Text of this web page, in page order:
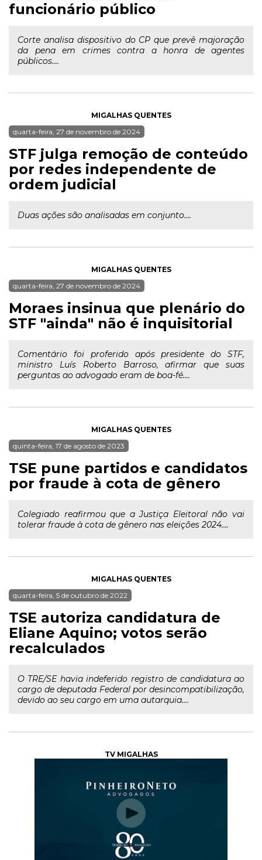
funcionário público
Corte analisa dispositivo do CP que prevê majoração
da pena em crimes contra a honra de agentes
públicos....
MIGALHAS QUENTES
quarta-feira, 27 de novembro de 2024
STF julga remoção de conteúdo
por redes independente de
ordem judicial
Duas ações são analisadas em conjunto....
MIGALHAS QUENTES
quarta-feira, 27 de novembro de 2024
Moraes insinua que plenário do
STF "ainda" não é inquisitorial
Comentário foi proferido após presidente do STF,
ministro Luís Roberto Barroso, afirmar que suas
perguntas ao advogado eram de boa-fé....
MIGALHAS QUENTES
quinta-feira, 17 de agosto de 2023
TSE pune partidos e candidatos
por fraude à cota de gênero
Colegiado reafirmou que a Justiça Eleitoral não vai
tolerar fraude à cota de gênero nas eleições 2024....
MIGALHAS QUENTES
quarta-feira, 5 de outubro de 2022
TSE autoriza candidatura de
Eliane Aquino; votos serão
recalculados
O TRE/SE havia indeferido registro de candidatura ao
cargo de deputada Federal por desincompatibilização,
devido ao seu cargo em uma autarquia....
TV MIGALHAS